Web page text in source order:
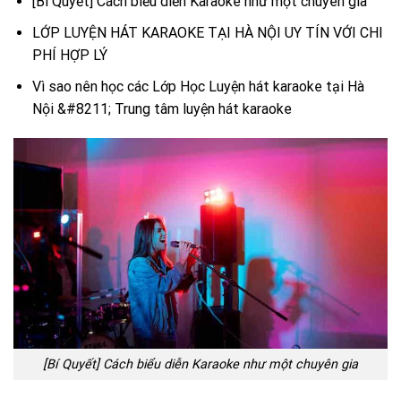
LỚP LUYỆN HÁT KARAOKE TẠI HÀ NỘI UY TÍN VỚI CHI
PHÍ HỢP LÝ
Vì sao nên học các Lớp Học Luyện hát karaoke tại Hà
Nội &#8211; Trung tâm luyện hát karaoke
[Bí Quyết] Cách biểu diễn Karaoke như một chuyên gia